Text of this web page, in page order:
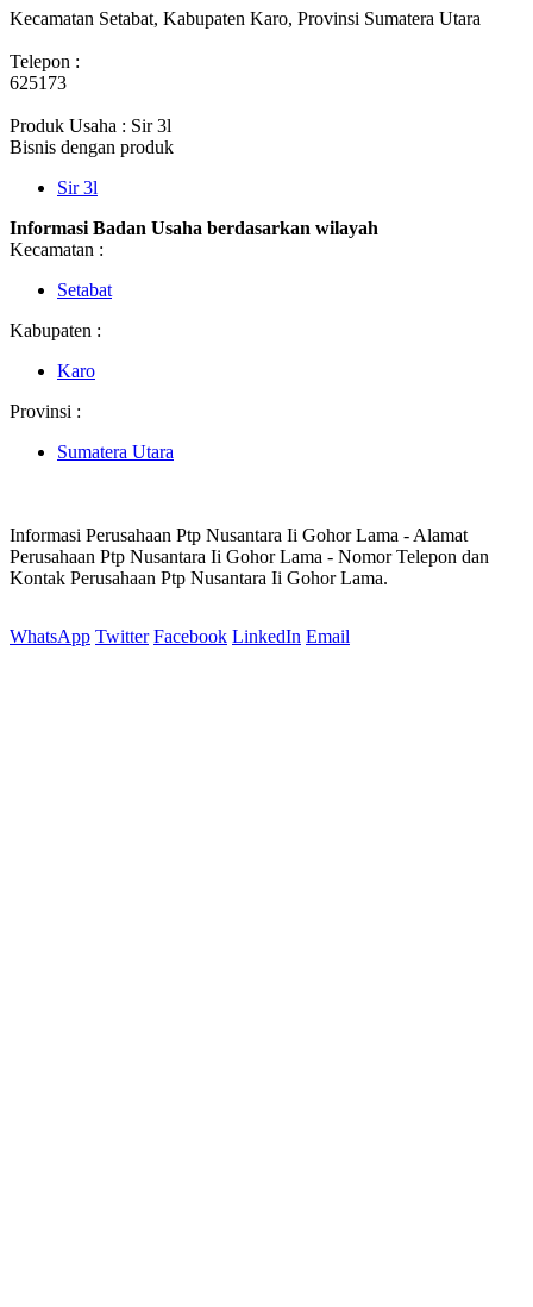
Kecamatan Setabat, Kabupaten Karo, Provinsi Sumatera Utara
Telepon :
625173
Produk Usaha : Sir 3l
Bisnis dengan produk
Sir 3l
Informasi Badan Usaha berdasarkan wilayah
Kecamatan :
Setabat
Kabupaten :
Karo
Provinsi :
Sumatera Utara
Informasi Perusahaan Ptp Nusantara Ii Gohor Lama - Alamat
Perusahaan Ptp Nusantara Ii Gohor Lama - Nomor Telepon dan
Kontak Perusahaan Ptp Nusantara Ii Gohor Lama.
WhatsApp Twitter Facebook LinkedIn Email